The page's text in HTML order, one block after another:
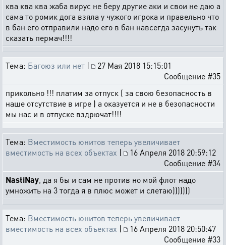
ква ква ква жаба вирус не беру другие аки и свои не даю а
сама то ромик дога взяла у чужого игрока и правельно что
в бан его отправили надо его в бан навсегда засунуть так
сказать пермач!!!!
Тема: Багоюз или нет |
27 Мая 2018 15:15:01
Сообщение #35
прикольно !!! платим за отпуск ( за свою безопасность в
наше отсутствие в игре ) а оказуется и не в безопасности
мы нас и в отпуске вздрючат!!!!
Тема: Вместимость юнитов теперь увеличивает
вместимость на всех объектах |
16 Апреля 2018 20:59:12
Сообщение #34
NastiNay , да я бы и сам не против но мой флот надо
умножить на 3 тогда я в плюс может и слетаю)))))))
Тема: Вместимость юнитов теперь увеличивает
вместимость на всех объектах |
16 Апреля 2018 20:50:47
Сообщение #33